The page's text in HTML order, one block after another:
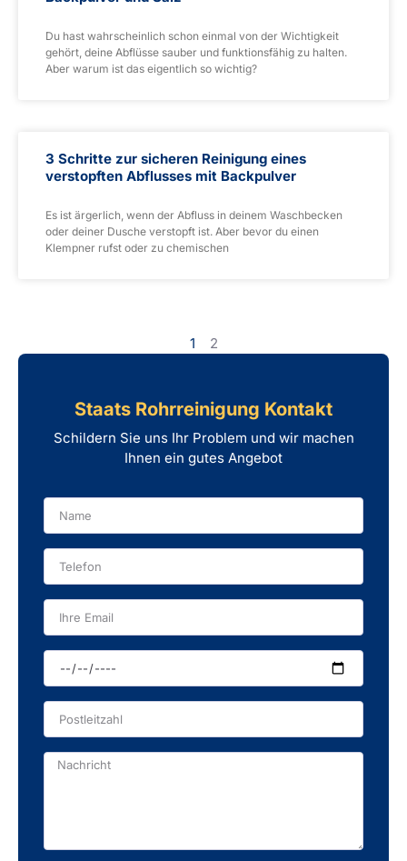
Du hast wahrscheinlich schon einmal von der Wichtigkeit
gehört, deine Abflüsse sauber und funktionsfähig zu halten.
Aber warum ist das eigentlich so wichtig?
3 Schritte zur sicheren Reinigung eines
verstopften Abflusses mit Backpulver
Es ist ärgerlich, wenn der Abfluss in deinem Waschbecken
oder deiner Dusche verstopft ist. Aber bevor du einen
Klempner rufst oder zu chemischen
1 2
Staats Rohrreinigung Kontakt
Schildern Sie uns Ihr Problem und wir machen
Ihnen ein gutes Angebot